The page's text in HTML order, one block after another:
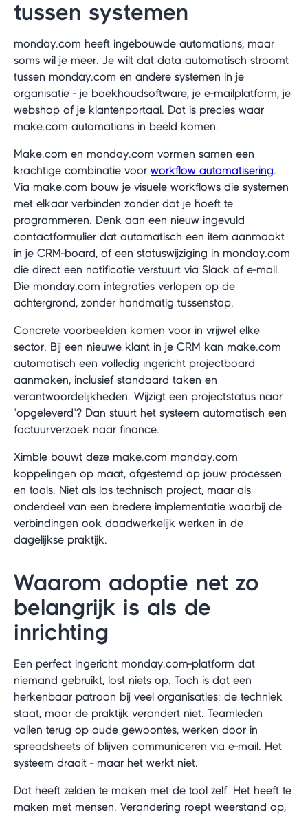
tussen systemen
monday.com heeft ingebouwde automations, maar
soms wil je meer. Je wilt dat data automatisch stroomt
tussen monday.com en andere systemen in je
organisatie - je boekhoudsoftware, je e-mailplatform, je
webshop of je klantenportaal. Dat is precies waar
make.com automations in beeld komen.
Make.com en monday.com vormen samen een
krachtige combinatie voor workflow automatisering.
Via make.com bouw je visuele workflows die systemen
met elkaar verbinden zonder dat je hoeft te
programmeren. Denk aan een nieuw ingevuld
contactformulier dat automatisch een item aanmaakt
in je CRM-board, of een statuswijziging in monday.com
die direct een notificatie verstuurt via Slack of e-mail.
Die monday.com integraties verlopen op de
achtergrond, zonder handmatig tussenstap.
Concrete voorbeelden komen voor in vrijwel elke
sector. Bij een nieuwe klant in je CRM kan make.com
automatisch een volledig ingericht projectboard
aanmaken, inclusief standaard taken en
verantwoordelijkheden. Wijzigt een projectstatus naar
"opgeleverd"? Dan stuurt het systeem automatisch een
factuurverzoek naar finance.
Ximble bouwt deze make.com monday.com
koppelingen op maat, afgestemd op jouw processen
en tools. Niet als los technisch project, maar als
onderdeel van een bredere implementatie waarbij de
verbindingen ook daadwerkelijk werken in de
dagelijkse praktijk.
Waarom adoptie net zo
belangrijk is als de
inrichting
Een perfect ingericht monday.com-platform dat
niemand gebruikt, lost niets op. Toch is dat een
herkenbaar patroon bij veel organisaties: de techniek
staat, maar de praktijk verandert niet. Teamleden
vallen terug op oude gewoontes, werken door in
spreadsheets of blijven communiceren via e-mail. Het
systeem draait - maar het werkt niet.
Dat heeft zelden te maken met de tool zelf. Het heeft te
maken met mensen. Verandering roept weerstand op,